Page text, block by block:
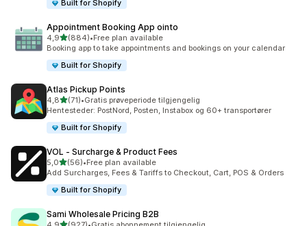
Built for Shopify
Appointment Booking App ointo
4,9av 5 stjerner
(884)
Totalt 884 omtaler
•Free plan available
Booking app to take appointments and bookings on your calendar
Built for Shopify
Atlas Pickup Points
4,8av 5 stjerner
(71)
Totalt 71 omtaler
•Gratis prøveperiode tilgjengelig
Hentesteder: PostNord, Posten, Instabox og 60+ transportører
Built for Shopify
VOL ‑ Surcharge & Product Fees
5,0av 5 stjerner
(56)
Totalt 56 omtaler
•Free plan available
Add Surcharges, Fees & Tariffs to Checkout, Cart, POS & Orders
Built for Shopify
Sami Wholesale Pricing B2B
av 5 stjerner